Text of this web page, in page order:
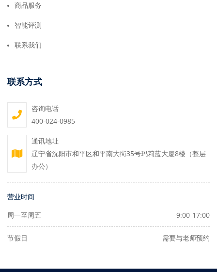
商品服务
智能评测
联系我们
联系方式
咨询电话
400-024-0985
通讯地址
辽宁省沈阳市和平区和平南大街35号玛莉蓝大厦8楼（整层
办公）
营业时间
周一至周五 9:00-17:00
节假日 需要与老师预约